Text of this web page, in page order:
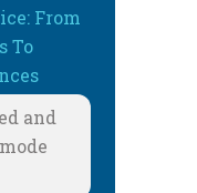
From
To
and